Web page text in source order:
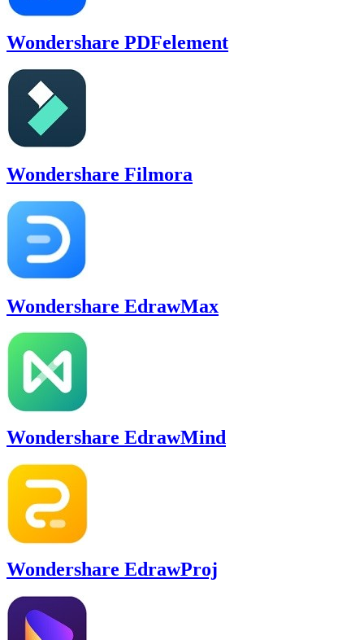
Wondershare PDFelement
Wondershare Filmora
Wondershare EdrawMax
Wondershare EdrawMind
Wondershare EdrawProj